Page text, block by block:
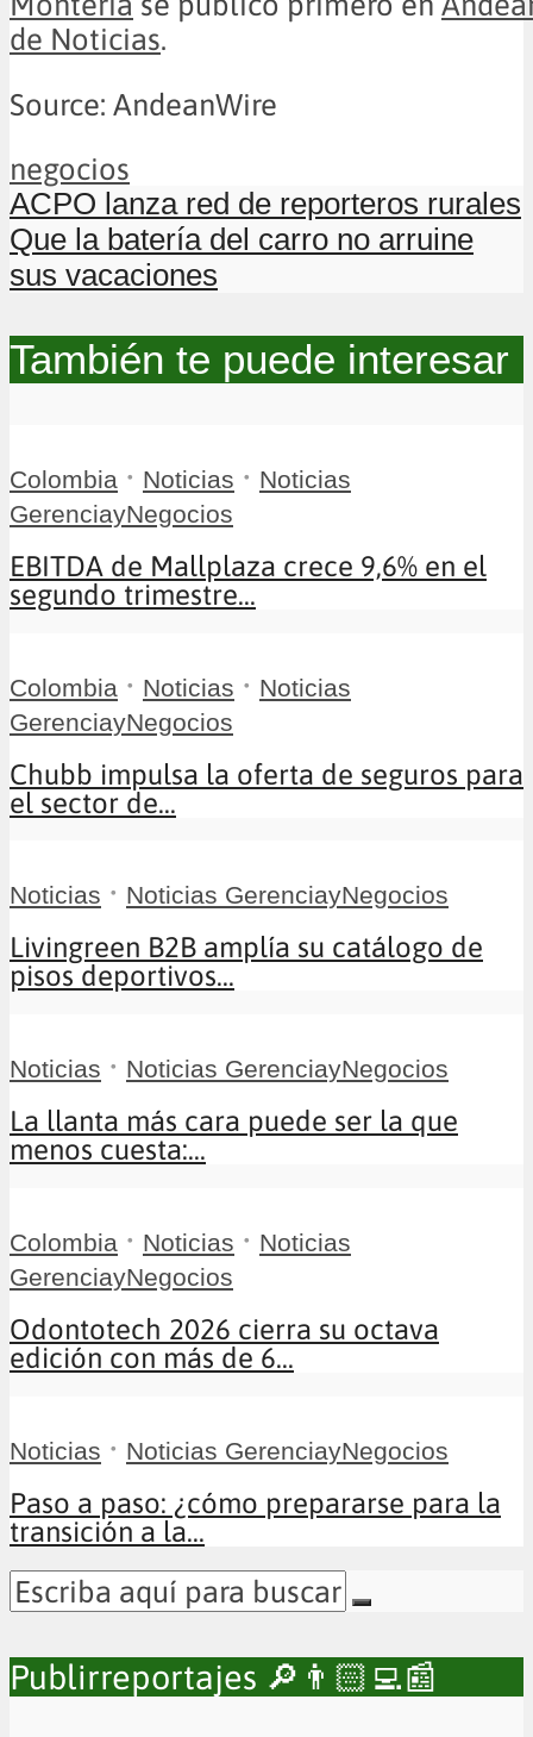
de Noticias.
Source: AndeanWire
negocios
ACPO lanza red de reporteros rurales
Que la batería del carro no arruine
sus vacaciones
También te puede interesar
Colombia • Noticias • Noticias
GerenciayNegocios
EBITDA de Mallplaza crece 9,6% en el
segundo trimestre...
Colombia • Noticias • Noticias
GerenciayNegocios
Chubb impulsa la oferta de seguros para
el sector de...
Noticias • Noticias GerenciayNegocios
Livingreen B2B amplía su catálogo de
pisos deportivos...
Noticias • Noticias GerenciayNegocios
La llanta más cara puede ser la que
menos cuesta:...
Colombia • Noticias • Noticias
GerenciayNegocios
Odontotech 2026 cierra su octava
edición con más de 6...
Noticias • Noticias GerenciayNegocios
Paso a paso: ¿cómo prepararse para la
transición a la...
Publirreportajes 🔎👨🏻‍💻📰